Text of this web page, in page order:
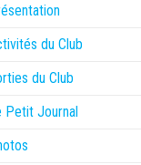
du Club
du Club
Petit Journal